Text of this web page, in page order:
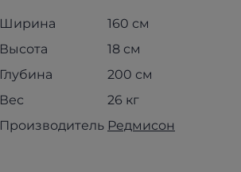
Ширина
160 см
Высота
18 см
Глубина
200 см
Вес
26 кг
Производитель Редмисон